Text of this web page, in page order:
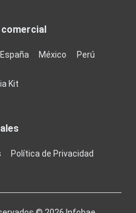
España México Perú
Kit
Política de Privacidad